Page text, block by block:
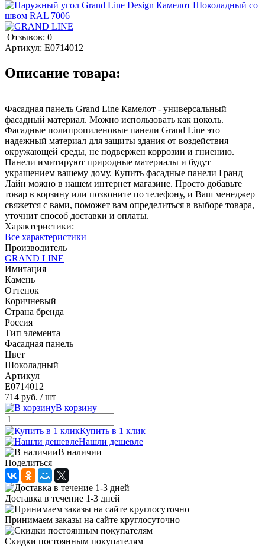
Отзывов: 0
Артикул: E0714012
Описание товара:
Фасадная панель Grand Line Камелот - универсальный
фасадный материал. Можно использовать как цоколь.
Фасадные полипропиленовые панели Grand Line это
надежный материал для защиты здания от воздействия
окружающей среды, не подвержен коррозии и гниению.
Панели имитируют природные материалы и будут
украшением вашему дому. Купить фасадные панели Гранд
Лайн можно в нашем интернет магазине. Просто добавьте
товар в корзину или позвоните по телефону, и Ваш менеджер
свяжется с вами, поможет вам определиться в выборе товара,
уточнит способ доставки и оплаты.
Характеристики:
Все характеристики
Производитель
GRAND LINE
Имитация
Камень
Оттенок
Коричневый
Страна бренда
Россия
Тип элемента
Фасадная панель
Цвет
Шоколадный
Артикул
E0714012
714 руб. / шт
В корзину
Купить в 1 клик
Нашли дешевле
В наличии
Поделиться
Доставка в течение 1-3 дней
Принимаем заказы на сайте круглосуточно
Скидки постоянным покупателям